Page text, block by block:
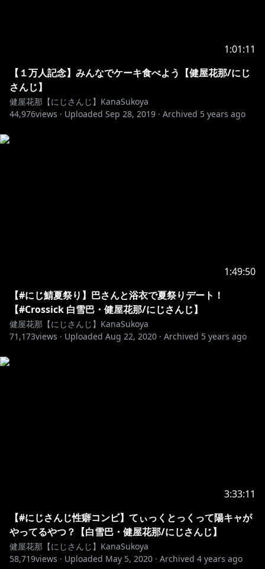
✿リンク
https://www.youtube.com/channel/UC8C1LLhBhf_E2
手描きカレンダーつき待ち受けやボツ動画、作業配信な
どが不定期に更新されます。
1:01:11
【１万人記念】みんなでケーキ食べよう【健屋花那/にじ
さんじ】
健屋花那【にじさんじ】KanaSukoya
44,976views · Uploaded Sep 28, 2019 · Archived 5 years ago
1:49:50
【#にじ鯖夏祭り】巴さんと浴衣で夏祭りデート！
【#Crossick 白雪巴・健屋花那/にじさんじ】
健屋花那【にじさんじ】KanaSukoya
71,173views · Uploaded Aug 22, 2020 · Archived 5 years ago
3:33:11
【#にじさんじ性癖コンビ】てぃっくとっくって陽キャが
やってるやつ？【白雪巴・健屋花那/にじさんじ】
健屋花那【にじさんじ】KanaSukoya
58,719views · Uploaded May 5, 2020 · Archived 4 years ago